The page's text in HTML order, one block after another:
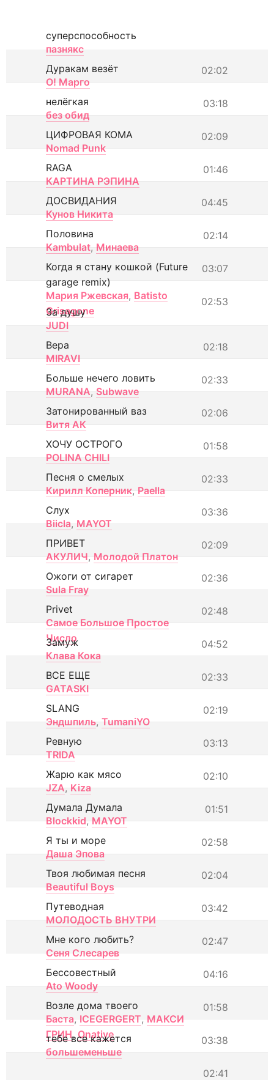
суперспособность
пазнякс
02:02
Дуракам везёт
О! Марго
03:18
нелёгкая
без обид
02:09
ЦИФРОВАЯ КОМА
Nomad Punk
01:46
RAGA
КАРТИНА РЭПИНА
04:45
ДОСВИДАНИЯ
Кунов Никита
02:14
Половина
Kambulat, Минаева
03:07
Когда я стану кошкой (Future
garage remix)
Мария Ржевская, Batisto
Grisagone
02:53
За душу
JUDI
02:18
Вера
MIRAVI
02:33
Больше нечего ловить
MURANA, Subwave
02:06
Затонированный ваз
Витя АК
01:58
ХОЧУ ОСТРОГО
POLINA CHILI
02:33
Песня о смелых
Кирилл Коперник, Paella
03:36
Слух
Biicla, MAYOT
02:09
ПРИВЕТ
АКУЛИЧ, Молодой Платон
02:36
Ожоги от сигарет
Sula Fray
02:48
Privet
Самое Большое Простое
Число
04:52
Замуж
Клава Кока
02:33
ВСЕ ЕЩЕ
GATASKI
02:19
SLANG
Эндшпиль, TumaniYO
03:13
Ревную
TRIDA
02:10
Жарю как мясо
JZA, Kiza
01:51
Думала Думала
Blockkid, MAYOT
02:58
Я ты и море
Даша Эпова
02:04
Твоя любимая песня
Beautiful Boys
03:42
Путеводная
МОЛОДОСТЬ ВНУТРИ
02:47
Мне кого любить?
Сеня Слесарев
04:16
Бессовестный
Ato Woody
01:58
Возле дома твоего
Баста, ICEGERGERT, МАКСИ
ГРИН, Onative 03:38
тебе все кажется
большеменьше
02:41